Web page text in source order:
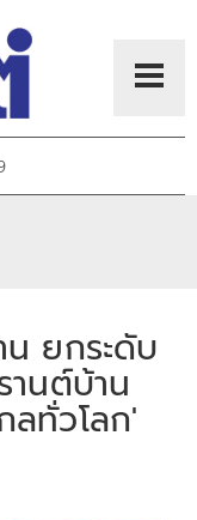
ยกระดับ
นต์บ้าน
ทั่วโลก'